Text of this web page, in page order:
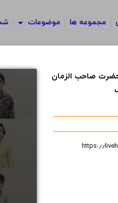
مجموعه ها موضوعات
ملیتی با حضرت صاحب الزمان